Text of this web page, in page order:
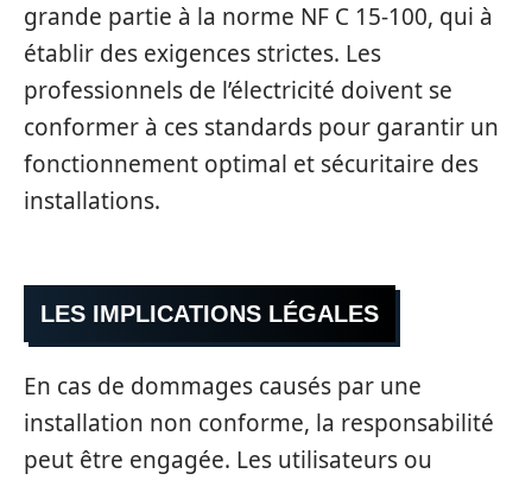
grande partie à la norme NF C 15-100, qui à
établir des exigences strictes. Les
professionnels de l’électricité doivent se
conformer à ces standards pour garantir un
fonctionnement optimal et sécuritaire des
installations.
LES IMPLICATIONS LÉGALES
En cas de dommages causés par une
installation non conforme, la responsabilité
peut être engagée. Les utilisateurs ou